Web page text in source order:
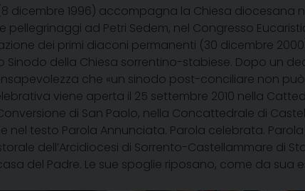
dicembre 1996) accompagna la Chiesa diocesana
ad Petri Sedem, nel Congresso
dei primi diaconi permanenti (30 dicembre
Sinodo della Chiesa sorrentino-stabiese. Dopo un
che «un sinodo post-conciliare non
viene aperta il 25 settembre 2010 nella
di San Paolo, nella Concattedrale di
nel testo Parola Annunciata. Parola celebrata.
dell’Arcidiocesi di Sorrento-Castellammare di
del Padre. Le sue spoglie riposano, come da sua